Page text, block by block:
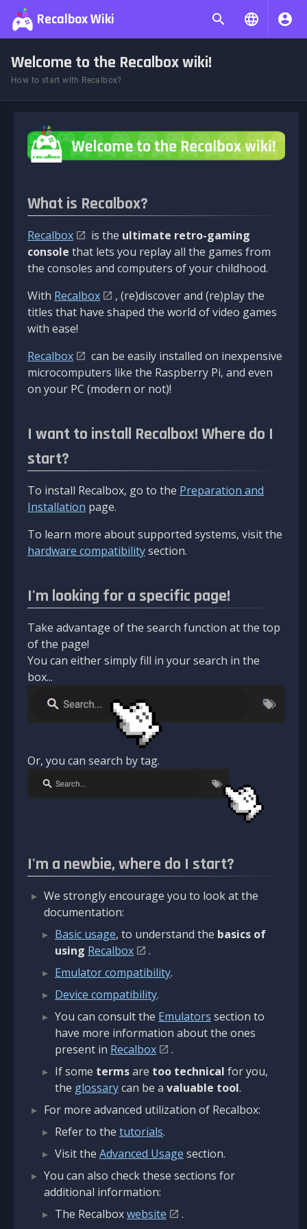
Recalbox Wiki
Welcome to the Recalbox wiki!
How to start with Recalbox?
What is Recalbox?
Recalbox is the ultimate retro-gaming
console that lets you replay all the games from
the consoles and computers of your childhood.
With Recalbox
, (re)discover and (re)play the
titles that have shaped the world of video games
with ease!
Recalbox
can be easily installed on inexpensive
microcomputers like the Raspberry Pi, and even
on your PC (modern or not)!
I want to install Recalbox! Where do I
start?
To install Recalbox, go to the Preparation and
Installation page.
To learn more about supported systems, visit the
hardware compatibilitysection.
I'm looking for a specific page!
Take advantage of the search function at the top
of the page!
You can either simply fill in your search in the
box...
Or, you can search by tag.
I'm a newbie, where do I start?
We strongly encourage you to look at the
documentation:
Basic usage, to understand the basics of
using Recalbox
.
Emulator compatibility.
Device compatibility.
You can consult the Emulators section to
have more information about the ones
present in Recalbox
.
If some termsare too technical for you,
the glossarycan be a valuable tool.
For more advanced utilization of Recalbox:
Refer to the tutorials.
Visit the Advanced Usage section.
You can also check these sections for
additional information:
The Recalboxwebsite
.